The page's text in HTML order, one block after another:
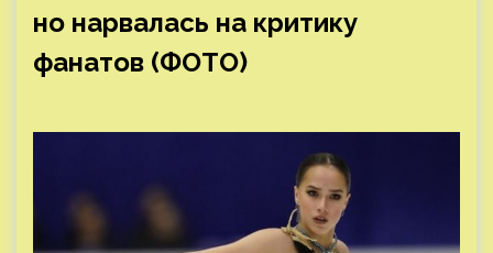
но нарвалась на критику
фанатов (ФОТО)